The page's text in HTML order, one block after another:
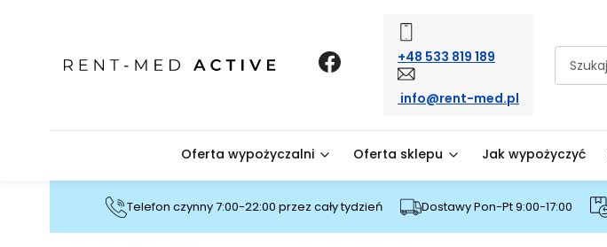
+48 533 819 189
info@rent-med.pl
Oferta wypożyczalni Oferta sklepu Jak wypożyczyć
Telefon czynny 7:00-22:00 przez cały tydzień Dostawy Pon-Pt 9:00-17:00